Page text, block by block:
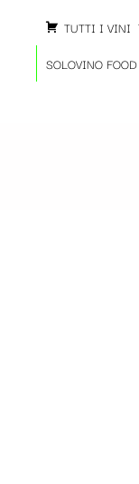
TUTTI I VINI
SOLOVINO